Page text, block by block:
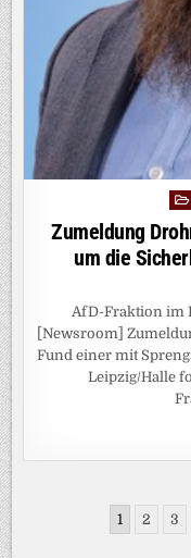
in
Zumeldung
um die
AfD-Fraktion im
[Newsroom]
Fund einer mit
Leipzig/Halle
1 2 3